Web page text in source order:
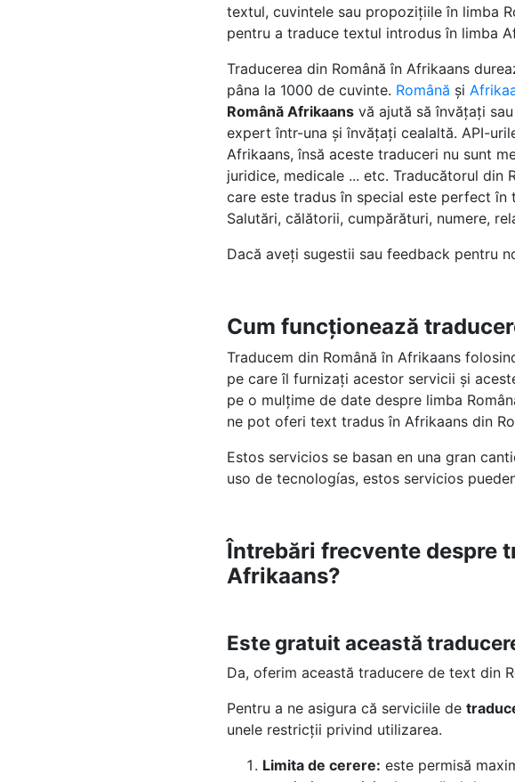
textul, cuvintele sau propozițiile în limba
pentru a traduce textul introdus în limba
Traducerea din Română în Afrikaans
pâna la 1000 de cuvinte. Română și
Română Afrikaans vă ajută să învățați
expert într-una și învățați cealaltă. API-
Afrikaans, însă aceste traduceri nu sunt
juridice, medicale ... etc. Traducătorul
care este tradus în special este perfect
Salutări, călătorii, cumpărături, numere,
Dacă aveți sugestii sau feedback pentru
Cum funcționează
Traducem din Română în Afrikaans
pe care îl furnizați acestor servicii și
pe o mulțime de date despre limba
ne pot oferi text tradus în Afrikaans din
Estos servicios se basan en una gran
uso de tecnologías, estos servicios
Întrebări frecvente despre
Afrikaans?
Este gratuit această
Da, oferim această traducere de text din
Pentru a ne asigura că serviciile de
unele restricții privind utilizarea.
Limita de cerere: este permisă